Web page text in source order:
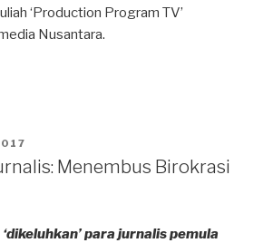
‘Production Program TV’
Nusantara.
Bung
Karno”
Menembus Birokrasi
para jurnalis pemula